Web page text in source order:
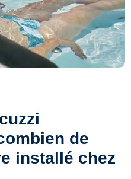
de
installé chez